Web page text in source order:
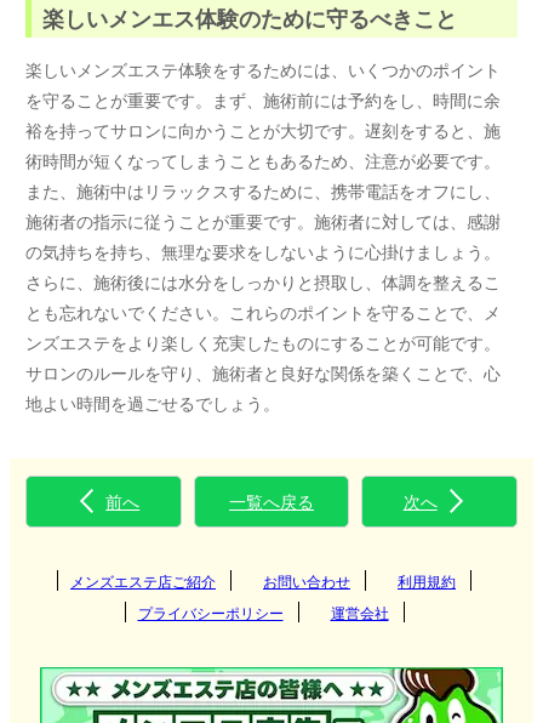
楽しいメンエス体験のために守るべきこと
楽しいメンズエステ体験をするためには、いくつかのポイント
を守ることが重要です。まず、施術前には予約をし、時間に余
裕を持ってサロンに向かうことが大切です。遅刻をすると、施
術時間が短くなってしまうこともあるため、注意が必要です。
また、施術中はリラックスするために、携帯電話をオフにし、
施術者の指示に従うことが重要です。施術者に対しては、感謝
の気持ちを持ち、無理な要求をしないように心掛けましょう。
さらに、施術後には水分をしっかりと摂取し、体調を整えるこ
とも忘れないでください。これらのポイントを守ることで、メ
ンズエステをより楽しく充実したものにすることが可能です。
サロンのルールを守り、施術者と良好な関係を築くことで、心
地よい時間を過ごせるでしょう。
前へ 一覧へ戻る 次へ
メンズエステ店ご紹介 お問い合わせ
利用規約
プライバシーポリシー
運営会社